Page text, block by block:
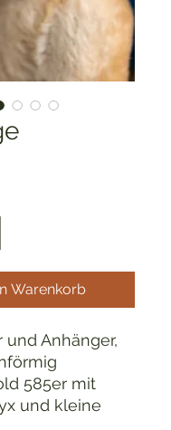
Warenkorb
und Anhänger,
585er mit
und kleine